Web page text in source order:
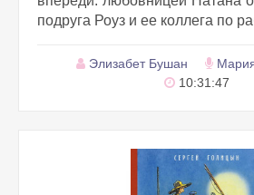
подруга Роуз и ее коллега по
Элизабет Бушан
10:31:47